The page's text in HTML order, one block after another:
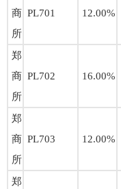
商
所
PL701 12.00%
郑
商
所
PL702 16.00%
郑
商
所
PL703 12.00%
郑